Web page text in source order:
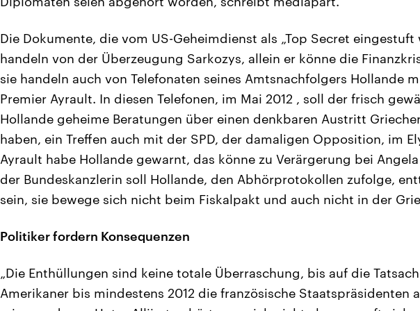
Die Dokumente, die vom US-Geheimdienst als „Top Secret
handeln von der Überzeugung Sarkozys, allein er könne die
sie handeln auch von Telefonaten seines Amtsnachfolgers Hollande
Premier Ayrault. In diesen Telefonen, im Mai 2012 , soll der frisch
Hollande geheime Beratungen über einen denkbaren Austritt
haben, ein Treffen auch mit der SPD, der damaligen Opposition, im
Ayrault habe Hollande gewarnt, das könne zu Verärgerung bei
der Bundeskanzlerin soll Hollande, den Abhörprotokollen zufolge,
sein, sie bewege sich nicht beim Fiskalpakt und auch nicht in der
Politiker fordern Konsequenzen
„Die Enthüllungen sind keine totale Überraschung, bis auf die
Amerikaner bis mindestens 2012 die französische Staatspräsidenten